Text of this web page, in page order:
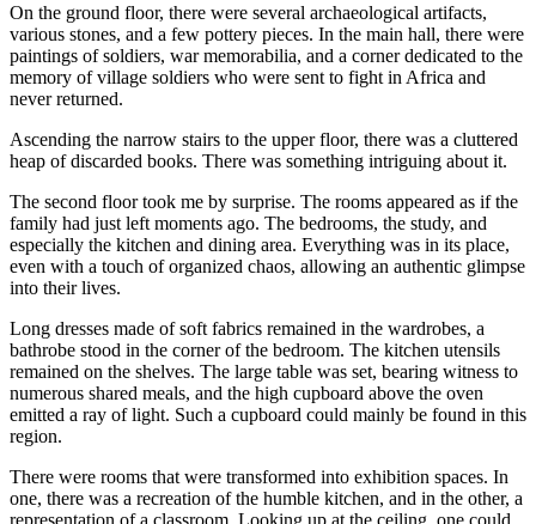
On the ground floor, there were several archaeological artifacts,
various stones, and a few pottery pieces. In the main hall, there were
paintings of soldiers, war memorabilia, and a corner dedicated to the
memory of village soldiers who were sent to fight in Africa and
never returned.
Ascending the narrow stairs to the upper floor, there was a cluttered
heap of discarded books. There was something intriguing about it.
The second floor took me by surprise. The rooms appeared as if the
family had just left moments ago. The bedrooms, the study, and
especially the kitchen and dining area. Everything was in its place,
even with a touch of organized chaos, allowing an authentic glimpse
into their lives.
Long dresses made of soft fabrics remained in the wardrobes, a
bathrobe stood in the corner of the bedroom. The kitchen utensils
remained on the shelves. The large table was set, bearing witness to
numerous shared meals, and the high cupboard above the oven
emitted a ray of light. Such a cupboard could mainly be found in this
region.
There were rooms that were transformed into exhibition spaces. In
one, there was a recreation of the humble kitchen, and in the other, a
representation of a classroom. Looking up at the ceiling, one could